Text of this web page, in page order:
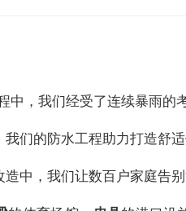
中，我们经受了连续暴雨的
们的防水工程助力打造舒适
中，我们让数百户家庭告别